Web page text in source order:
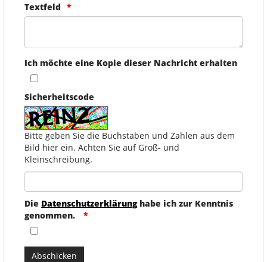
Textfeld
Ich möchte eine Kopie dieser Nachricht erhalten
Sicherheitscode
Bitte geben Sie die Buchstaben und Zahlen aus dem
Bild hier ein. Achten Sie auf Groß- und
Kleinschreibung.
Die Datenschutzerklärunghabe ich zur Kenntnis
genommen.
Abschicken